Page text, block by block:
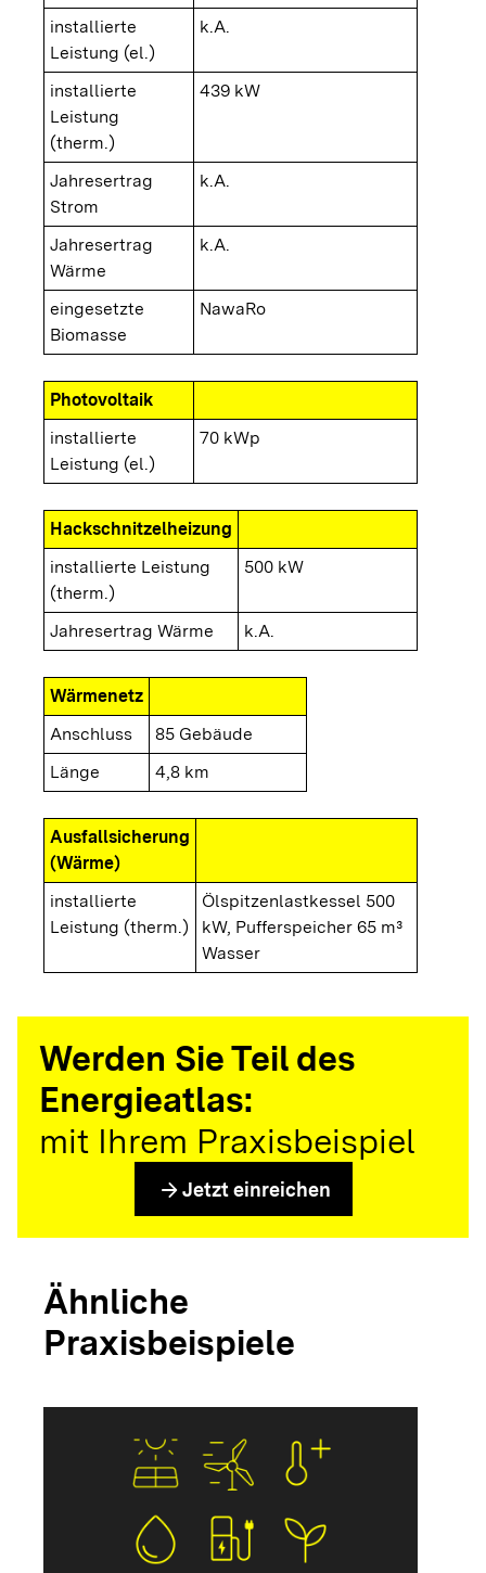
installierte
Leistung (el.)
k.A.
installierte
Leistung
(therm.)
439 kW
Jahresertrag
Strom
k.A.
Jahresertrag
Wärme
k.A.
eingesetzte
Biomasse
NawaRo
Photovoltaik
installierte
Leistung (el.)
70 kWp
Hackschnitzelheizung
installierte Leistung
(therm.)
500 kW
Jahresertrag Wärme k.A.
Wärmenetz
Anschluss
85 Gebäude
Länge
4,8 km
Ausfallsicherung
(Wärme)
installierte
Leistung (therm.)
Ölspitzenlastkessel 500
kW, Pufferspeicher 65 m³
Wasser
Werden Sie Teil des
Energieatlas:
mit Ihrem Praxisbeispiel
arrow_forward Jetzt einreichen
Ähnliche
Praxisbeispiele